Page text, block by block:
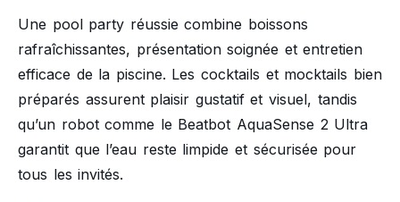
Une pool party réussie combine boissons
rafraîchissantes, présentation soignée et entretien
efficace de la piscine. Les cocktails et mocktails bien
préparés assurent plaisir gustatif et visuel, tandis
qu’un robot comme le Beatbot AquaSense 2 Ultra
garantit que l’eau reste limpide et sécurisée pour
tous les invités.